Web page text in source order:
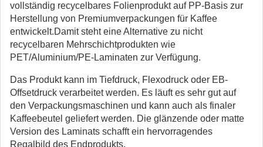
vollständig recycelbares Folienprodukt auf PP-Basis zur
Herstellung von Premiumverpackungen für Kaffee
entwickelt.Damit steht eine Alternative zu nicht
recycelbaren Mehrschichtprodukten wie
PET/Aluminium/PE-Laminaten zur Verfügung.
Das Produkt kann im Tiefdruck, Flexodruck oder EB-
Offsetdruck verarbeitet werden. Es läuft es sehr gut auf
den Verpackungsmaschinen und kann auch als finaler
Kaffeebeutel geliefert werden. Die glänzende oder matte
Version des Laminats schafft ein hervorragendes
Regalbild des Endprodukts.